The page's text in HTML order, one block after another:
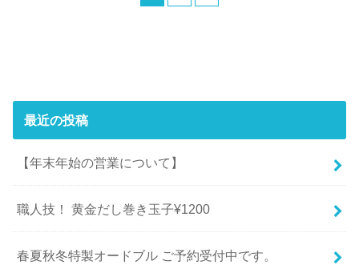
最近の投稿
【年末年始の営業について】
職人技！ 黄金だし巻き玉子¥1200
春夏秋冬特製オードブル ご予約受付中です。